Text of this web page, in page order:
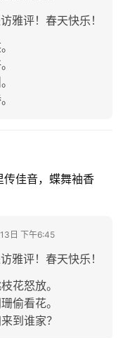
雅评！春天快乐！
传佳音，蝶舞袖香
日 下午6:45
雅评！春天快乐！
花怒放。
偷看花。
到谁家？